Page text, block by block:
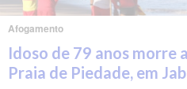
Afogamento
Idoso de 79 anos morre
Praia de Piedade, em